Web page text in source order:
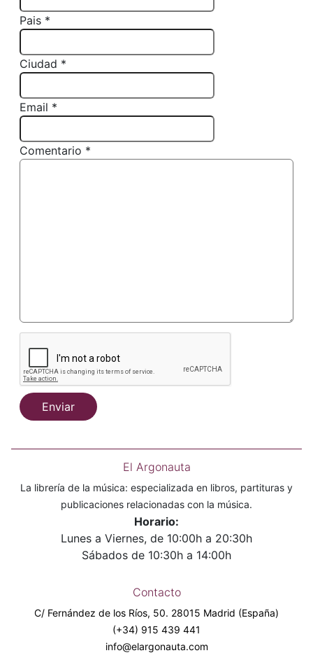
Pais *
Ciudad *
Email *
Comentario *
Enviar
El Argonauta
La librería de la música: especializada en libros, partituras y
publicaciones relacionadas con la música.
Horario:
Lunes a Viernes, de 10:00h a 20:30h
Sábados de 10:30h a 14:00h
Contacto
C/ Fernández de los Ríos, 50. 28015 Madrid (España)
(+34) 915 439 441
info@elargonauta.com